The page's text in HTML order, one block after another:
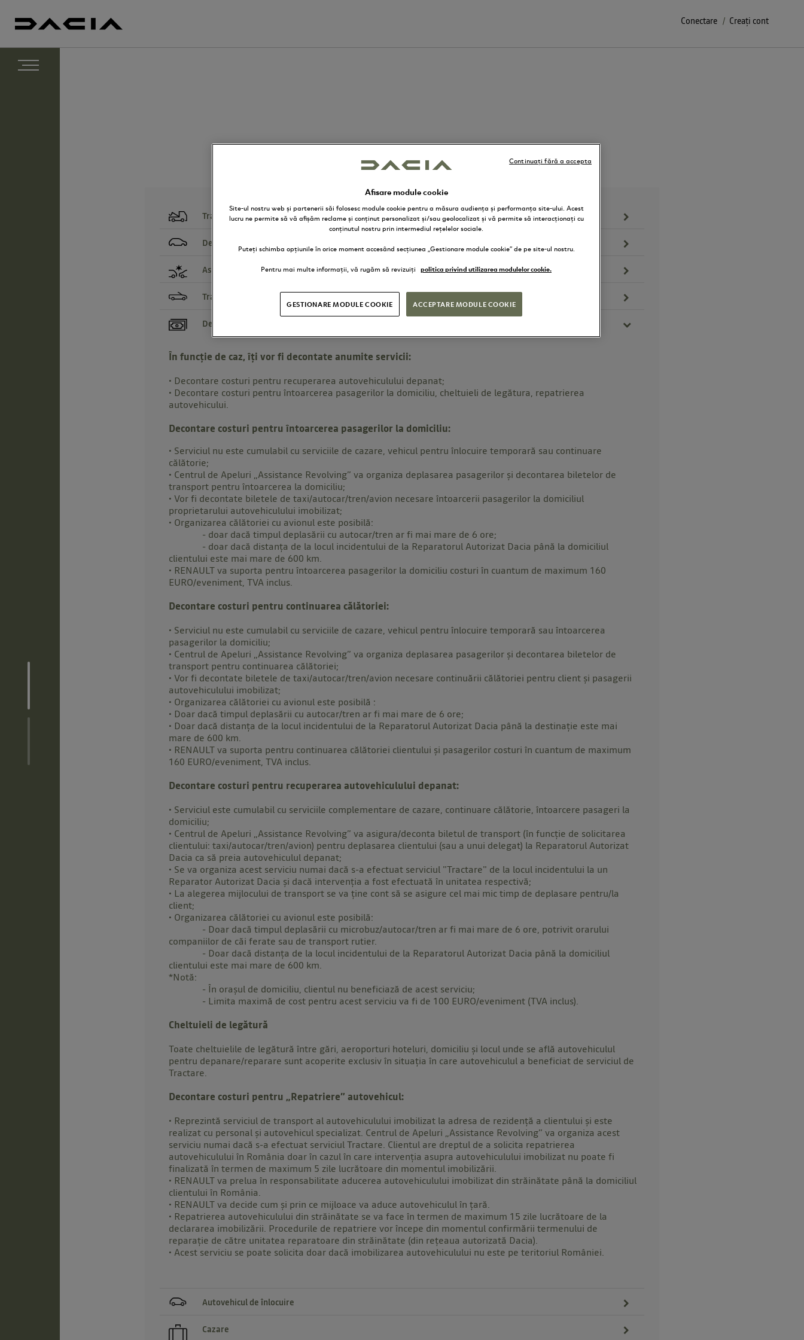
Conectare Creați cont
SERVICII
Tractare
Depanare la locul evenimentului
Asistență în caz de incident
Transport
Decontarea costurilor
În funcție de caz, îți vor fi decontate anumite servicii:
• Decontare costuri pentru recuperarea autovehiculului depanat;
• Decontare costuri pentru întoarcerea pasagerilor la domiciliu, cheltuieli de legătura, repatrierea
autovehicului.
Decontare costuri pentru întoarcerea pasagerilor la domiciliu:
• Serviciul nu este cumulabil cu serviciile de cazare, vehicul pentru înlocuire temporară sau continuare
călătorie;
• Centrul de Apeluri „Assistance Revolving” va organiza deplasarea pasagerilor și decontarea biletelor de
transport pentru întoarcerea la domiciliu;
• Vor fi decontate biletele de taxi/autocar/tren/avion necesare întoarcerii pasagerilor la domiciliul
proprietarului autovehiculului imobilizat;
• Organizarea călătoriei cu avionul este posibilă:
- doar dacă timpul deplasării cu autocar/tren ar fi mai mare de 6 ore;
- doar dacă distanța de la locul incidentului de la Reparatorul Autorizat Dacia până la domiciliul
clientului este mai mare de 600 km.
• RENAULT va suporta pentru întoarcerea pasagerilor la domiciliu costuri în cuantum de maximum 160
EURO/eveniment, TVA inclus.
Decontare costuri pentru continuarea călătoriei:
• Serviciul nu este cumulabil cu serviciile de cazare, vehicul pentru înlocuire temporară sau întoarcerea
pasagerilor la domiciliu;
• Centrul de Apeluri „Assistance Revolving” va organiza deplasarea pasagerilor și decontarea biletelor de
transport pentru continuarea călătoriei;
• Vor fi decontate biletele de taxi/autocar/tren/avion necesare continuării călătoriei pentru client şi pasagerii
autovehiculului imobilizat;
• Organizarea călătoriei cu avionul este posibilă :
• Doar dacă timpul deplasării cu autocar/tren ar fi mai mare de 6 ore;
• Doar dacă distanța de la locul incidentului de la Reparatorul Autorizat Dacia până la destinaţie este mai
mare de 600 km.
• RENAULT va suporta pentru continuarea călătoriei clientului şi pasagerilor costuri în cuantum de maximum
160 EURO/eveniment, TVA inclus.
Decontare costuri pentru recuperarea autovehiculului depanat:
• Serviciul este cumulabil cu serviciile complementare de cazare, continuare călătorie, întoarcere pasageri la
domiciliu;
• Centrul de Apeluri „Assistance Revolving” va asigura/deconta biletul de transport (în funcție de solicitarea
clientului: taxi/autocar/tren/avion) pentru deplasarea clientului (sau a unui delegat) la Reparatorul Autorizat
Dacia ca să preia autovehiculul depanat;
• Se va organiza acest serviciu numai dacă s-a efectuat serviciul "Tractare" de la locul incidentului la un
Reparator Autorizat Dacia și dacă intervenţia a fost efectuată în unitatea respectivă;
• La alegerea mijlocului de transport se va ține cont să se asigure cel mai mic timp de deplasare pentru/la
client;
• Organizarea călătoriei cu avionul este posibilă:
- Doar dacă timpul deplasării cu microbuz/autocar/tren ar fi mai mare de 6 ore, potrivit orarului
companiilor de căi ferate sau de transport rutier.
- Doar dacă distanța de la locul incidentului de la Reparatorul Autorizat Dacia până la domiciliul
clientului este mai mare de 600 km.
*Notă:
- În orașul de domiciliu, clientul nu beneficiază de acest serviciu;
- Limita maximă de cost pentru acest serviciu va fi de 100 EURO/eveniment (TVA inclus).
Cheltuieli de legătură
Toate cheltuielile de legătură între gări, aeroporturi hoteluri, domiciliu şi locul unde se află autovehiculul
pentru depanare/reparare sunt acoperite exclusiv în situaţia în care autovehiculul a beneficiat de serviciul de
Tractare.
Decontare costuri pentru „Repatriere” autovehicul:
• Reprezintă serviciul de transport al autovehiculului imobilizat la adresa de rezidență a clientului și este
realizat cu personal și autovehicul specializat. Centrul de Apeluri „Assistance Revolving” va organiza acest
serviciu numai dacă s-a efectuat serviciul Tractare. Clientul are dreptul de a solicita repatrierea
autovehiculului în România doar în cazul în care intervenţia asupra autovehiculului imobilizat nu poate fi
finalizată în termen de maximum 5 zile lucrătoare din momentul imobilizării.
• RENAULT va prelua în responsabilitate aducerea autovehiculului imobilizat din străinătate până la domiciliul
clientului în România.
• RENAULT va decide cum și prin ce mijloace va aduce autovehiculul în țară.
• Repatrierea autovehiculului din străinătate se va face în termen de maximum 15 zile lucrătoare de la
declararea imobilizării. Procedurile de repatriere vor începe din momentul confirmării termenului de
reparație de către unitatea reparatoare din străinătate (din rețeaua autorizată Dacia).
• Acest serviciu se poate solicita doar dacă imobilizarea autovehiculului nu este pe teritoriul României.
Autovehicul de înlocuire
Cazare
Afisare module cookie
Site-ul nostru web și partenerii săi folosesc module cookie pentru a măsura audiența și performanța site-ului. Acest
lucru ne permite să vă afișăm reclame și conținut personalizat și/sau geolocalizat și vă permite să interacționați cu
conținutul nostru prin intermediul rețelelor sociale.
Puteți schimba opțiunile în orice moment accesând secțiunea „Gestionare module cookie” de pe site-ul nostru.
Pentru mai multe informații, vă rugăm să revizuiți politica privind utilizarea modulelor cookie.
ACCEPTARE MODULE COOKIE
GESTIONARE MODULE COOKIE
Continuați fără a accepta